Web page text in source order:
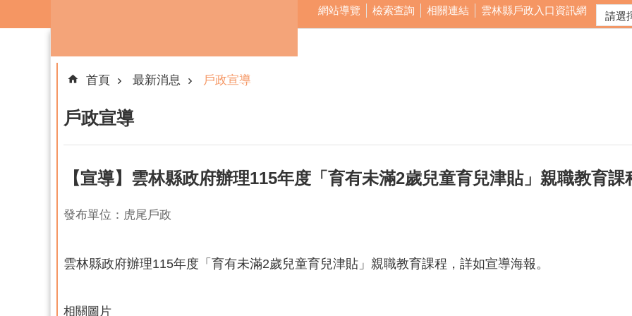
網站導覽 檢索查詢 相關連結 雲林縣戶政入口資訊網
首頁 最新消息 戶政宣導
戶政宣導
【宣導】雲林縣政府辦理115年度「育有未滿2歲兒童育兒津貼」親職教育課
發布單位：虎尾戶政
雲林縣政府辦理115年度「育有未滿2歲兒童育兒津貼」親職教育課程，詳如宣導海報。
相關圖片